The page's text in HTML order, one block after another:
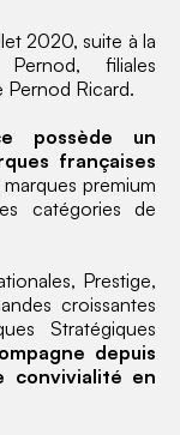
2020, suite à la
filiales
Pernod Ricard.
possède un
françaises
premium
catégories de
Prestige,
croissantes
Stratégiques
depuis
convivialité en